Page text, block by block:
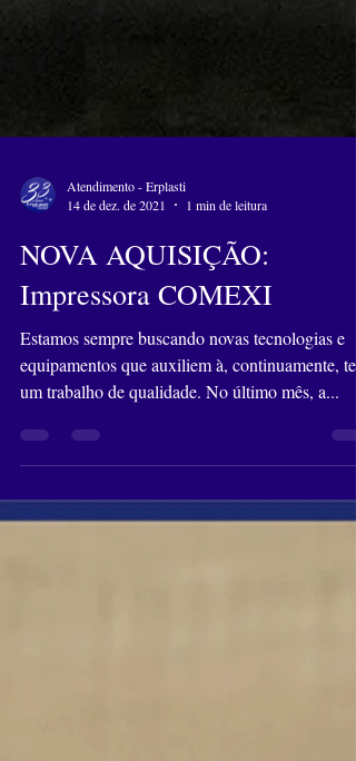
1 min de leitura
NOVA AQUISIÇÃO:
Impressora COMEXI
Estamos sempre buscando novas tecnologias e
equipamentos que auxiliem à, continuamente, ter
um trabalho de qualidade. No último mês, a...